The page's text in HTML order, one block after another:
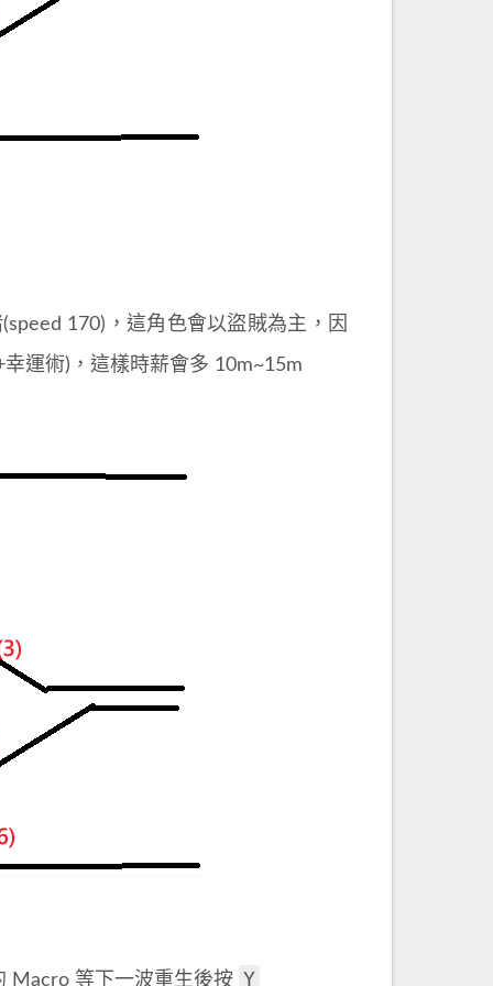
170)，這角色會以盜賊為主，因
幸運術)，這樣時薪會多 10m~15m
Macro 等下一波重生後按 Y